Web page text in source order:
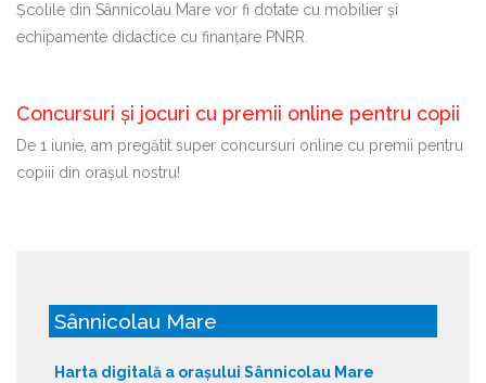
Școlile din Sânnicolau Mare vor fi dotate cu mobilier și
echipamente didactice cu finanțare PNRR.
Concursuri și jocuri cu premii online pentru copii
De 1 iunie, am pregătit super concursuri online cu premii pentru
copiii din orașul nostru!
Sânnicolau Mare
Harta digitală a orașului Sânnicolau Mare